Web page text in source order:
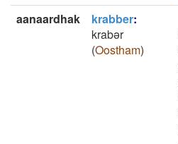
aanaardhak
krabber:
krabǝr
(Oostham)